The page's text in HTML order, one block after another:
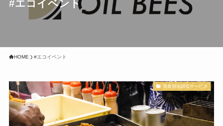
#エコイベント
HOME #エコイベント
廃食用油回収サービス